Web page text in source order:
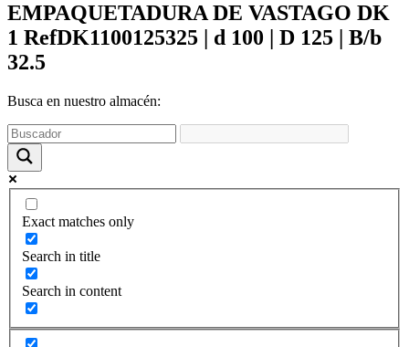
EMPAQUETADURA DE VASTAGO DK
1 RefDK1100125325 | d 100 | D 125 | B/b
32.5
Busca en nuestro almacén:
Exact matches only
Search in title
Search in content
para que
funcione la
web y que
puedas
contenido.
Estadísticas
Para que
podamos
mejorar la
funcionalidad
y estructura
de la web,
utilizaremos
las
estadísticas
de uso en la